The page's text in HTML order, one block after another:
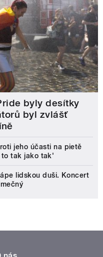
byly desítky
byl zvlášť
jeho účasti na pietě
to tak jako tak'
lidskou duši. Koncert